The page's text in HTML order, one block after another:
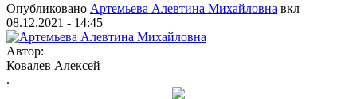
Опубликовано Артемьева Алевтина Михайловна вкл
08.12.2021 - 14:45
Автор:
Ковалев Алексей
.